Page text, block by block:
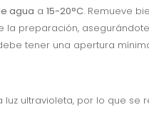
agua a 15-20°C. Remueve
preparación,
tener una apertura
luz ultravioleta, por lo que